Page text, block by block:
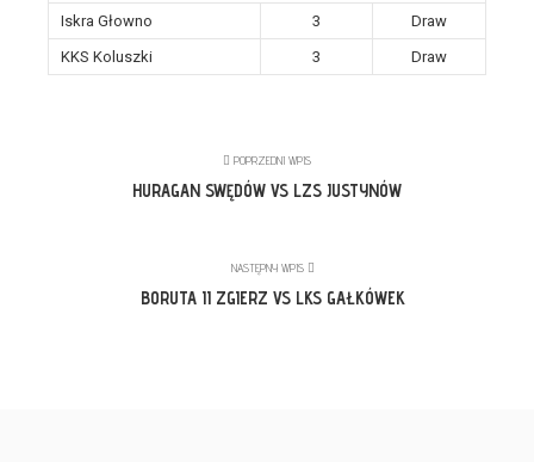
Iskra Głowno 3
Draw
KKS Koluszki
3 Draw
POPRZEDNI WPIS
HURAGAN SWĘDÓW VS LZS JUSTYNÓW
NASTĘPNY WPIS
BORUTA II ZGIERZ VS LKS GAŁKÓWEK